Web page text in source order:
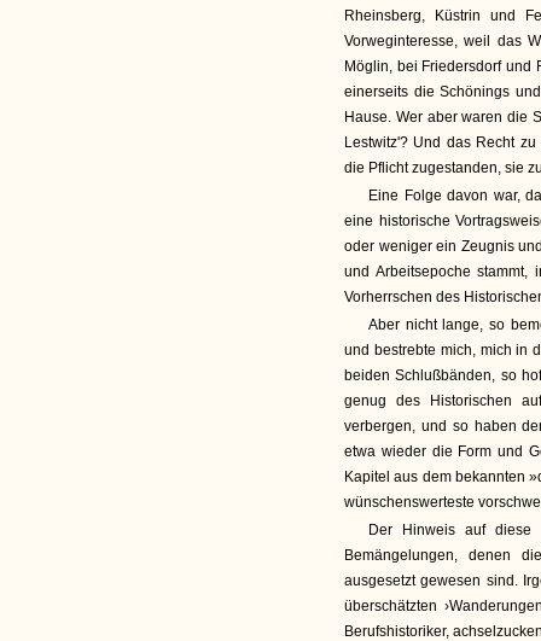
Rheinsberg, Küstrin und
Vorweginteresse, weil das
Möglin, bei Friedersdorf und
einerseits die Schönings
Hause. Wer aber waren die
Lestwitz'? Und das Recht
die Pflicht zugestanden, sie
Eine Folge davon war,
eine historische
oder weniger ein Zeugnis
und Arbeitsepoche
Vorherrschen des
Aber nicht lange, so
und bestrebte mich, mich in
beiden Schlußbänden, so
genug des Historischen
verbergen, und so haben
etwa wieder die Form und
Kapitel aus dem bekannten
wünschenswerteste
Der Hinweis auf
Bemängelungen, denen
ausgesetzt gewesen sind.
überschätzten
Berufshistoriker,